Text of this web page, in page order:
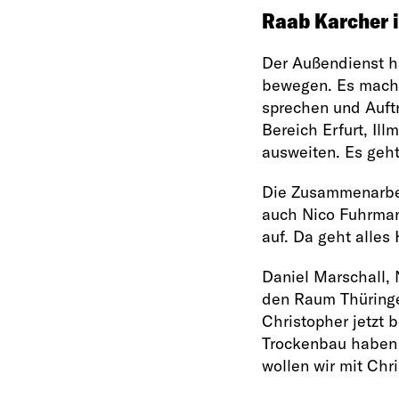
Raab Karcher
Der Außendienst
bewegen. Es
sprechen und
Bereich Erfurt,
ausweiten. Es
Die
auch Nico
auf. Da geht alles
Daniel Marschall,
den Raum
Christopher jetzt
Trockenbau
wollen wir mit